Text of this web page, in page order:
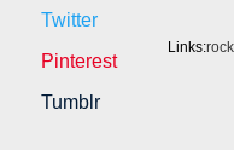
Twitter
Pinterest
Tumblr
Links: